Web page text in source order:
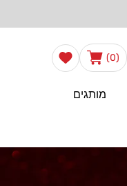
מותגים
עֲגָלָה(0)
0
פריטים
הרשימה
שלי